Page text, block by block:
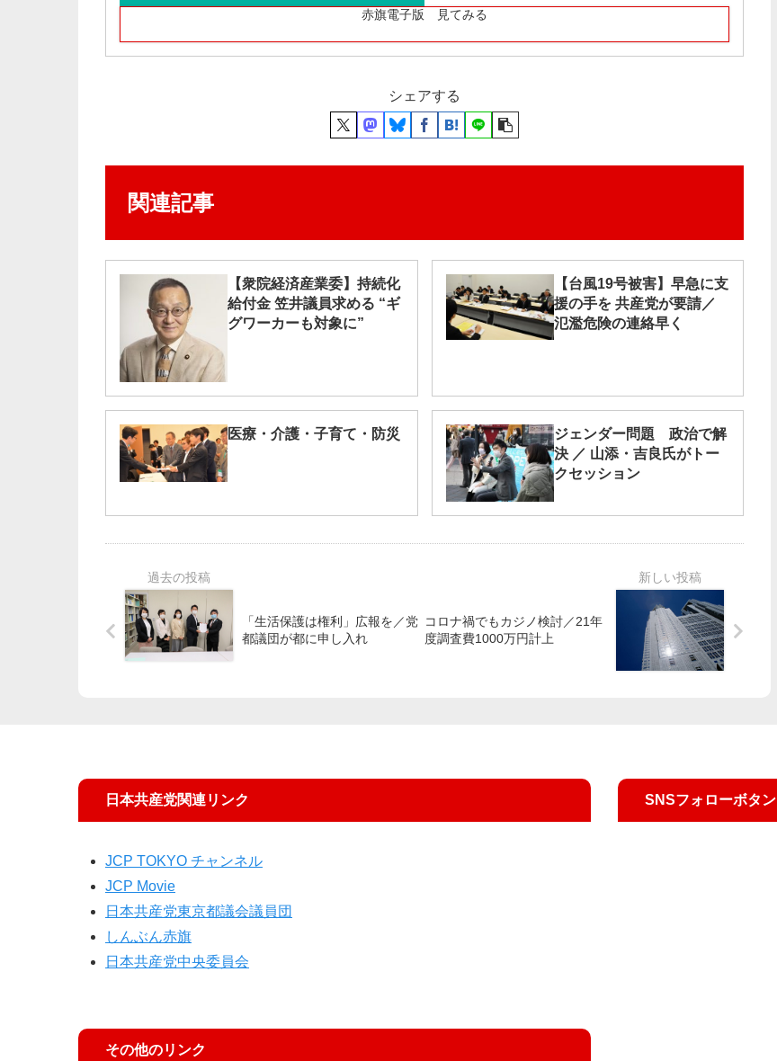
赤旗電子版 見てみる
シェアする
関連記事
【衆院経済産業委】持続化
給付金 笠井議員求める “ギ
グワーカーも対象に”
【台風19号被害】早急に支
援の手を 共産党が要請／
氾濫危険の連絡早く
医療・介護・子育て・防災
ジェンダー問題 政治で解
決 ／ 山添・吉良氏がトー
クセッション
「生活保護は権利」広報を／党
都議団が都に申し入れ
コロナ禍でもカジノ検討／21年
度調査費1000万円計上
日本共産党関連リンク
JCP TOKYO チャンネル
JCP Movie
日本共産党東京都議会議員団
しんぶん赤旗
日本共産党中央委員会
その他のリンク
SNSフォローボタン